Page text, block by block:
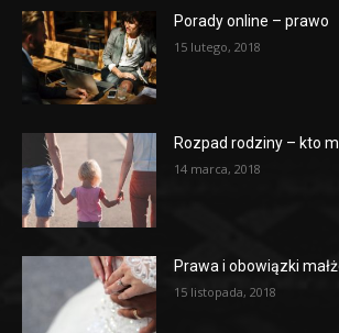
Porady online – prawo
15 lutego, 2018
Rozpad rodziny – kto
14 marca, 2018
Prawa i obowiązki
15 listopada, 2018